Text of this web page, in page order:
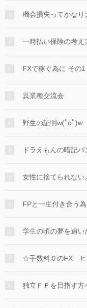
機会損失ってかなり
一時払い保険の考え
FXで稼ぐ為に その1
異業種交流会
野生の証明w(ﾟoﾟ)w
ドラえもんの暗記パ
女性に捨てられない
FPと一生付き合う為
学生の頃の夢を追い
☆手数料０のFX
独立ＦＰを目指す方